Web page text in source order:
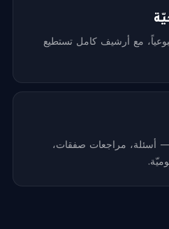
مع أرشيف كامل تستطيع
— أسئلة، مراجعات صفقات،